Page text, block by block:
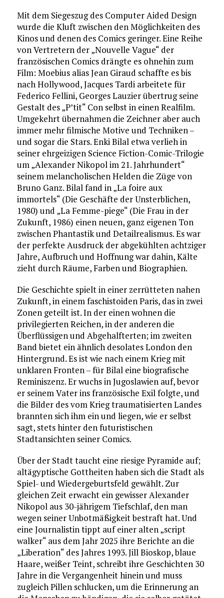
Mit dem Siegeszug des Computer Aided Design
wurde die Kluft zwischen den Möglichkeiten des
Kinos und denen des Comics geringer. Eine Reihe
von Vertretern der „Nouvelle Vague“ der
französischen Comics drängte es ohnehin zum
Film: Moebius alias Jean Giraud schaffte es bis
nach Hollywood, Jacques Tardi arbeitete für
Federico Fellini, Georges Lauzier übertrug seine
Gestalt des „P’tit“ Con selbst in einen Realfilm.
Umgekehrt übernahmen die Zeichner aber auch
immer mehr filmische Motive und Techniken –
und sogar die Stars. Enki Bilal etwa verlieh in
seiner ehrgeizigen Science Fiction-Comic-Trilogie
um „Alexander Nikopol im 21. Jahrhundert“
seinem melancholischen Helden die Züge von
Bruno Ganz. Bilal fand in „La foire aux
immortels“ (Die Geschäfte der Unsterblichen,
1980) und „La Femme-piege“ (Die Frau in der
Zukunft, 1986) einen neuen, ganz eigenen Ton
zwischen Phantastik und Detailrealismus. Es war
der perfekte Ausdruck der abgekühlten achtziger
Jahre, Aufbruch und Hoffnung war dahin, Kälte
zieht durch Räume, Farben und Biographien.
Die Geschichte spielt in einer zerrütteten nahen
Zukunft, in einem faschistoiden Paris, das in zwei
Zonen geteilt ist. In der einen wohnen die
privilegierten Reichen, in der anderen die
Überflüssigen und Abgehalfterten; im zweiten
Band bietet ein ähnlich desolates London den
Hintergrund. Es ist wie nach einem Krieg mit
unklaren Fronten – für Bilal eine biografische
Reminiszenz. Er wuchs in Jugoslawien auf, bevor
er seinem Vater ins französische Exil folgte, und
die Bilder des vom Krieg traumatisierten Landes
brannten sich ihm ein und liegen, wie er selbst
sagt, stets hinter den futuristischen
Stadtansichten seiner Comics.
Über der Stadt taucht eine riesige Pyramide auf;
altägyptische Gottheiten haben sich die Stadt als
Spiel- und Wiedergeburtsfeld gewählt. Zur
gleichen Zeit erwacht ein gewisser Alexander
Nikopol aus 30-jährigem Tiefschlaf, den man
wegen seiner Unbotmäßigkeit bestraft hat. Und
eine Journalistin tippt auf einer alten „script
walker“ aus dem Jahr 2025 ihre Berichte an die
„Liberation“ des Jahres 1993. Jill Bioskop, blaue
Haare, weißer Teint, schreibt ihre Geschichten 30
Jahre in die Vergangenheit hinein und muss
zugleich Pillen schlucken, um die Erinnerung an